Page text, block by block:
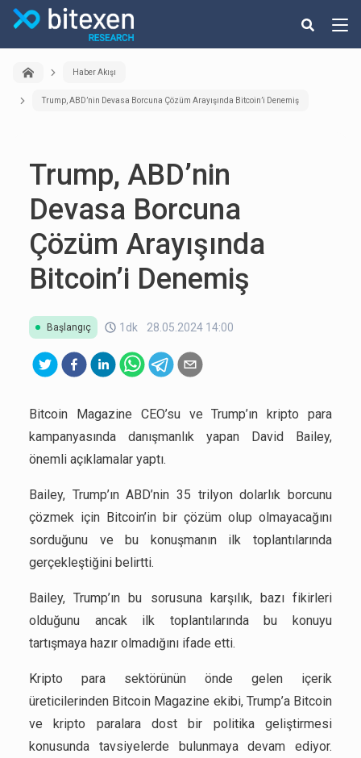
Haber Akışı
Trump, ABD’nin Devasa Borcuna Çözüm Arayışında Bitcoin’i Denemiş
Trump, ABD’nin
Devasa Borcuna
Çözüm Arayışında
Bitcoin’i Denemiş
Başlangıç 1dk 28.05.2024 14:00
Bitcoin Magazine CEO’su ve Trump’ın kripto para
kampanyasında danışmanlık yapan David Bailey,
önemli açıklamalar yaptı.
Bailey, Trump’ın ABD’nin 35 trilyon dolarlık borcunu
çözmek için Bitcoin’in bir çözüm olup olmayacağını
sorduğunu ve bu konuşmanın ilk toplantılarında
gerçekleştiğini belirtti.
Bailey, Trump’ın bu sorusuna karşılık, bazı fikirleri
olduğunu ancak ilk toplantılarında bu konuyu
tartışmaya hazır olmadığını ifade etti.
Kripto para sektörünün önde gelen içerik
üreticilerinden Bitcoin Magazine ekibi, Trump’a Bitcoin
ve kripto paralara dost bir politika geliştirmesi
konusunda tavsiyelerde bulunmaya devam ediyor.